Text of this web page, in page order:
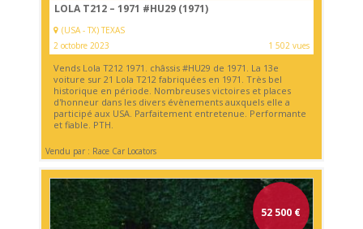
LOLA T212 – 1971 #HU29 (1971)
(USA - TX) TEXAS
2 octobre 2023
1 502 vues
Vends Lola T212 1971. châssis #HU29 de 1971. La 13e
voiture sur 21 Lola T212 fabriquées en 1971. Très bel
historique en période. Nombreuses victoires et places
d'honneur dans les divers évènements auxquels elle a
participé aux USA. Parfaitement entretenue. Performante
et fiable. PTH.
Vendu par : Race Car Locators
52 500 €